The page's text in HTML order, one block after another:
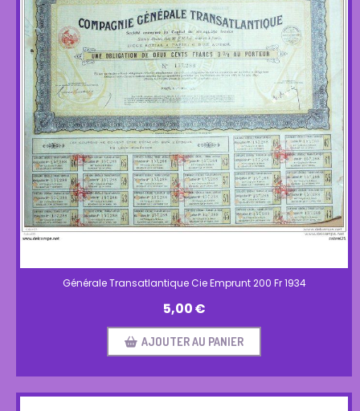
Générale Transatlantique Cie Emprunt 200 Fr 1934
5,00€
AJOUTER AU PANIER